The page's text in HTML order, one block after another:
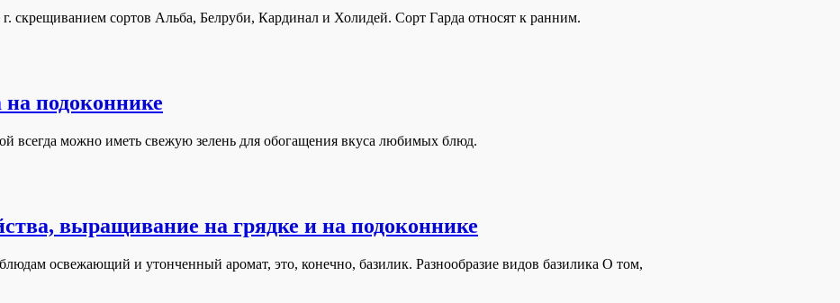
скрещиванием сортов Альба, Белруби, Кардинал и Холидей. Сорт Гарда относят к ранним.
подоконнике
всегда можно иметь свежую зелень для обогащения вкуса любимых блюд.
выращивание на грядке и на подоконнике
освежающий и утонченный аромат, это, конечно, базилик. Разнообразие видов базилика О том,